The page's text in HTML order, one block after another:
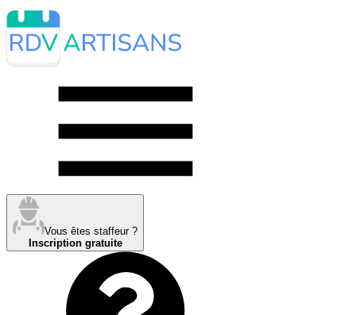
Vous êtes staffeur ?
Inscription gratuite